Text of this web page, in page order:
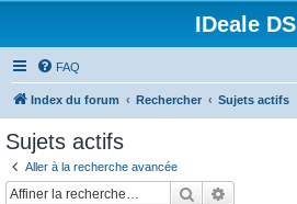
IDeale DS
FAQ
Index du forum Rechercher Sujets actifs
Sujets actifs
Aller à la recherche avancée
Rechercher